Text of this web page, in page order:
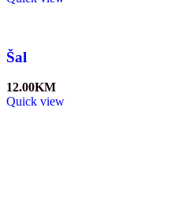
Šal
12.00KM
Quick view